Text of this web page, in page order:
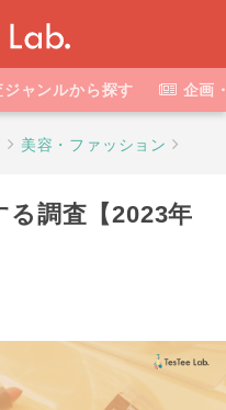
ジャンルから探す 企画
美容・ファッション
調査【2023年